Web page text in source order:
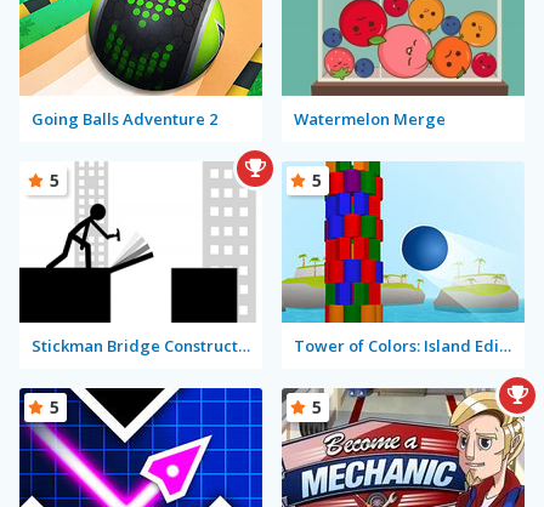
Going Balls Adventure 2 Watermelon Merge
Stickman Bridge Constructor
5
Tower of Colors: Island Edition
5
5 5